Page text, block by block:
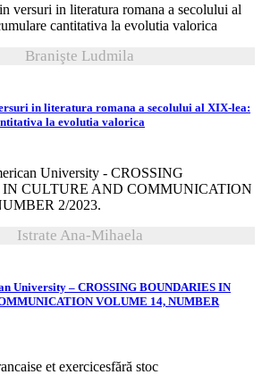
Branişte Ludmila
in literatura romana a secolului al XIX-lea:
la evolutia valorica
Istrate Ana-Mihaela
University – CROSSING BOUNDARIES IN
VOLUME 14, NUMBER
fără stoc